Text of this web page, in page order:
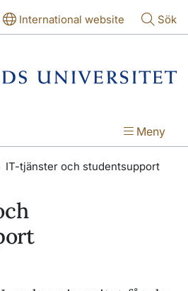
International website Sök
Meny
IT-tjänster och studentsupport